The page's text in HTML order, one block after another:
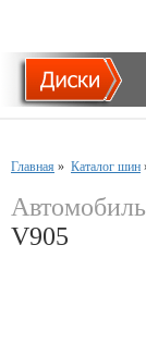
Главная » Каталог шин
V905